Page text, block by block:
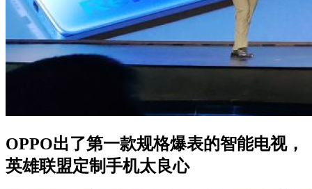
OPPO出了第一款规格爆表的智能电视，
英雄联盟定制手机太良心